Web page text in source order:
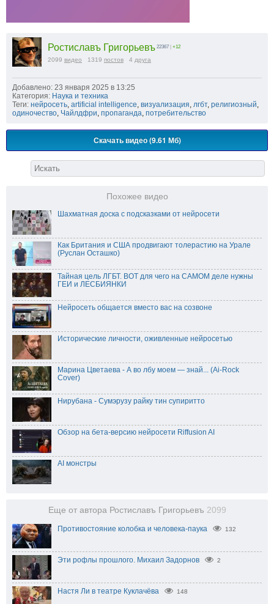
Ростиславъ Григорьевъ 22367 | +12
2099 видео 1319 постов 4 друга
Добавлено: 23 января 2025 в 13:25
Категория: Наука и техника
Теги: нейросеть artificial intelligence визуализация лгбт, религиозный
одиночество Чайлдфри пропаганда потребительство
Скачать видео (9.61 Мб)
Похожее видео
Шахматная доска с подсказками от нейросети
Как Британия и США продвигают толерастию на Урале
(Руслан Осташко)
Тайная цель ЛГБТ. ВОТ для чего на САМОМ деле нужны
ГЕИ и ЛЕСБИЯНКИ
Нейросеть общается вместо вас на созвоне
Исторические личности, оживленные нейросетью
Марина Цветаева - А во лбу моем — знай... (Ai-Rock
Cover⁠⁠)
Нирубана - Сумэрузу райку тин супиритто
Обзор на бета-версию нейросети Riffusion AI
AI монстры
Еще от автора Ростиславъ Григорьевъ 2099
Противостояние колобка и человека-паука 132
Эти рофлы прошлого. Михаил Задорнов 2
Настя Ли в театре Куклачёва 148